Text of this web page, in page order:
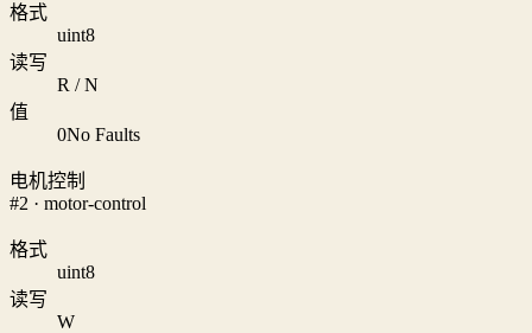
格式
uint8
读写
R / N
值
0No Faults
电机控制
#2 · motor-control
格式
uint8
读写
W